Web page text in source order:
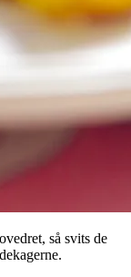
så svits de